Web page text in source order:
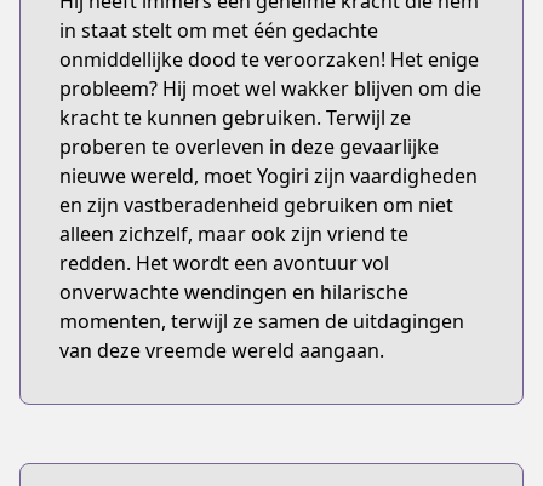
in staat stelt om met één gedachte
onmiddellijke dood te veroorzaken! Het enige
probleem? Hij moet wel wakker blijven om die
kracht te kunnen gebruiken. Terwijl ze
proberen te overleven in deze gevaarlijke
nieuwe wereld, moet Yogiri zijn vaardigheden
en zijn vastberadenheid gebruiken om niet
alleen zichzelf, maar ook zijn vriend te
redden. Het wordt een avontuur vol
onverwachte wendingen en hilarische
momenten, terwijl ze samen de uitdagingen
van deze vreemde wereld aangaan.